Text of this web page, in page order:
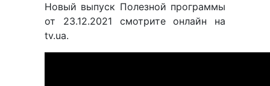
Новый выпуск Полезной программы
от 23.12.2021 смотрите онлайн на
tv.ua.